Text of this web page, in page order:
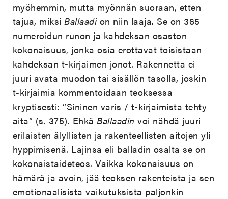
myöhemmin, mutta myönnän suoraan, etten
tajua, miksiBallaadion niin laaja. Se on 365
numeroidun runon ja kahdeksan osaston
kokonaisuus, jonka osia erottavat toisistaan
kahdeksan t-kirjaimen jonot. Rakennetta ei
juuri avata muodon tai sisällön tasolla, joskin
t-kirjaimia kommentoidaan teoksessa
kryptisesti: ”Sininen varis / t-kirjaimista tehty
aita” (s. 375). EhkäBallaadinvoi nähdä juuri
erilaisten älyllisten ja rakenteellisten aitojen yli
hyppimisenä. Lajinsa eli balladin osalta se on
kokonaistaideteos. Vaikka kokonaisuus on
hämärä ja avoin, jää teoksen rakenteista ja sen
emotionaalisista vaikutuksista paljonkin